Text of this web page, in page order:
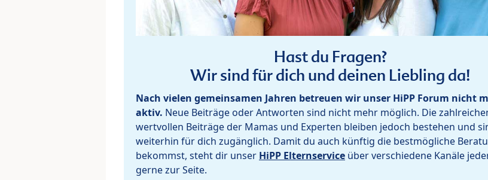
Hast du Fragen?
Wir sind für dich und deinen Liebling da!
Nach vielen gemeinsamen Jahren betreuen wir unser HiPP Forum nicht
aktiv. Neue Beiträge oder Antworten sind nicht mehr möglich. Die
wertvollen Beiträge der Mamas und Experten bleiben jedoch bestehen und
weiterhin für dich zugänglich. Damit du auch künftig die bestmögliche
bekommst, steht dir unser HiPP Elternservice über verschiedene Kanäle
gerne zur Seite.